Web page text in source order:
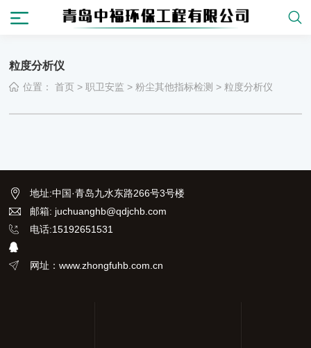
粒度分析仪
位置：首页 >职卫安监 > 粉尘其他指标检测 > 粒度分析仪
地址:中国·青岛九水东路266号3号楼
邮箱: juchuanghb@qdjchb.com
电话:15192651531
网址：www.zhongfuhb.com.cn